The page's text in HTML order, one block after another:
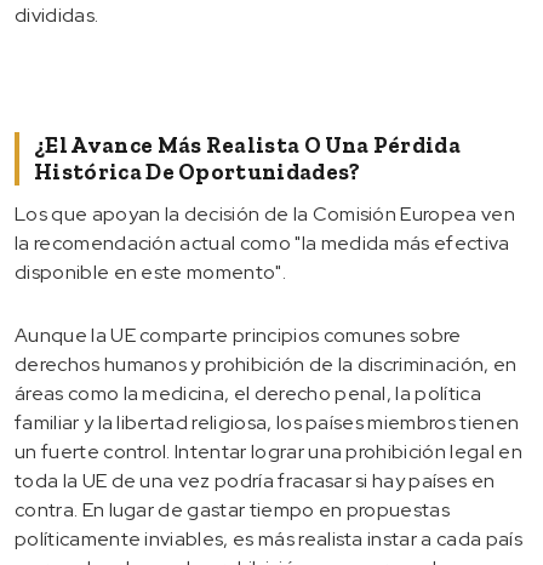
divididas.
¿El Avance Más Realista O Una Pérdida
Histórica De Oportunidades?
Los que apoyan la decisión de la Comisión Europea ven
la recomendación actual como "la medida más efectiva
disponible en este momento".
Aunque la UE comparte principios comunes sobre
derechos humanos y prohibición de la discriminación, en
áreas como la medicina, el derecho penal, la política
familiar y la libertad religiosa, los países miembros tienen
un fuerte control. Intentar lograr una prohibición legal en
toda la UE de una vez podría fracasar si hay países en
contra. En lugar de gastar tiempo en propuestas
políticamente inviables, es más realista instar a cada país